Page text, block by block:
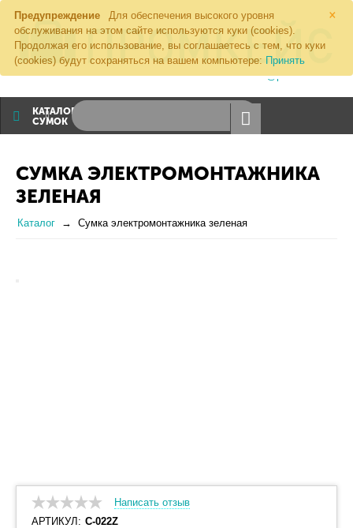
×
Предупреждение
Для обеспечения высокого уровня
обслуживания на этом сайте используются куки (cookies).
Продолжая его использование, вы соглашаетесь с тем, что куки
(cookies) будут сохраняться на вашем компьютере: Принять
8 (800) 1000 274
sales@promkeis.ru
КАТАЛОГ
СУМОК
СУМКА ЭЛЕКТРОМОНТАЖНИКА
ЗЕЛЕНАЯ
Каталог Сумка электромонтажника зеленая
Написать отзыв
АРТИКУЛ: С-022Z